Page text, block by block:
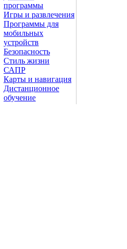
программы
Игры и развлечения
Программы для
мобильных
устройств
Безопасность
Стиль жизни
САПР
Карты и навигация
Дистанционное
обучение